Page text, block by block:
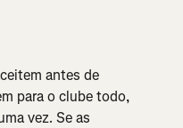
antes de
para o clube todo,
vez. Se as